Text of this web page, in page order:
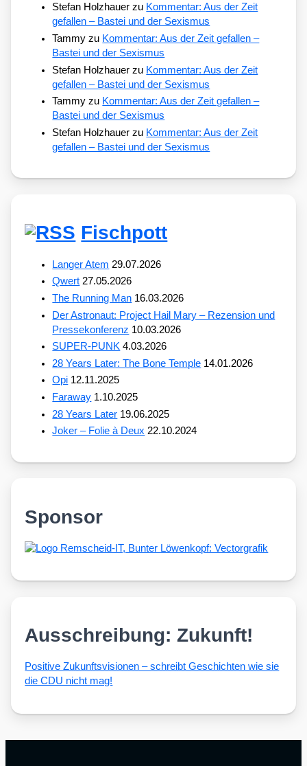
Stefan Holzhauer zu Kommentar: Aus der Zeit
gefallen – Bastei und der Sexismus
Tammy zu Kommentar: Aus der Zeit gefallen –
Bastei und der Sexismus
Stefan Holzhauer zu Kommentar: Aus der Zeit
gefallen – Bastei und der Sexismus
Tammy zu Kommentar: Aus der Zeit gefallen –
Bastei und der Sexismus
Stefan Holzhauer zu Kommentar: Aus der Zeit
gefallen – Bastei und der Sexismus
Fischpott
Langer Atem 29.07.2026
Qwert 27.05.2026
The Running Man 16.03.2026
Der Astronaut: Project Hail Mary – Rezension und
Pressekonferenz 10.03.2026
SUPER-PUNK 4.03.2026
28 Years Later: The Bone Temple 14.01.2026
Opi 12.11.2025
Faraway 1.10.2025
28 Years Later 19.06.2025
Joker – Folie à Deux 22.10.2024
Sponsor
Ausschreibung: Zukunft!
Posi­ti­ve Zukunfts­vi­sio­nen – schreibt Geschich­ten wie sie
die CDU nicht mag!